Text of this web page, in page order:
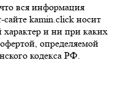
вся информация
kamin.click носит
и ни при каких
определяемой
кодекса РФ.